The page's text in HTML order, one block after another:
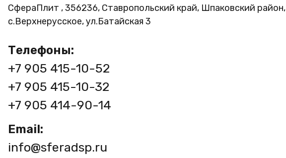
СфераПлит , 356236, Ставропольский край, Шпаковский район,
с.Верхнерусское, ул.Батайская 3
Телефоны:
+7 905 415-10-52
+7 905 415-10-32
+7 905 414-90-14
Email:
info@sferadsp.ru